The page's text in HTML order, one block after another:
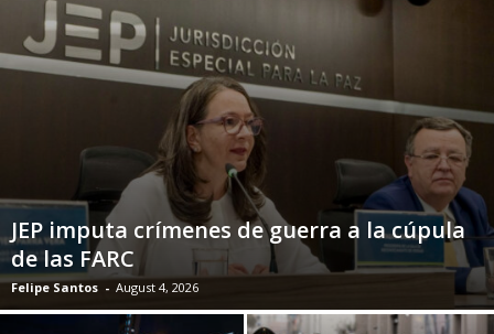
JEP imputa crímenes de guerra a la cúpula
de las FARC
Felipe Santos - August 4, 2026